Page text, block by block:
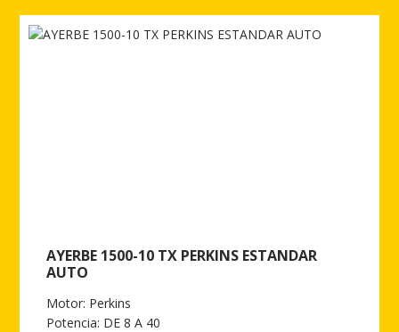
AYERBE 1500-10 TX PERKINS ESTANDAR
AUTO
Motor: Perkins
Potencia: DE 8 A 40